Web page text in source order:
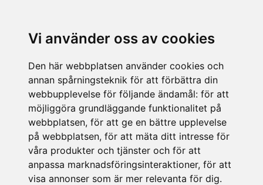
Vi använder oss av cookies
Den här webbplatsen använder cookies och
annan spårningsteknik för att förbättra din
webbupplevelse för följande ändamål: för att
möjliggöra grundläggande funktionalitet på
webbplatsen, för att ge en bättre upplevelse
på webbplatsen, för att mäta ditt intresse för
våra produkter och tjänster och för att
anpassa marknadsföringsinteraktioner, för att
visa annonser som är mer relevanta för dig.